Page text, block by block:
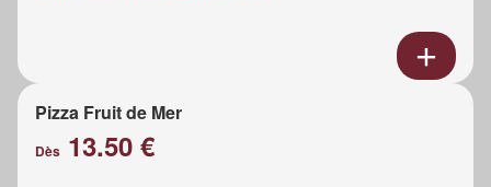
Pizza Fruit de Mer
Dès 13.50 €